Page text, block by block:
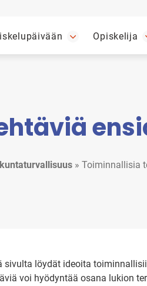
Opiskelija
» Toiminnallisia
sivulta löydät ideoita
voi hyödyntää osana lukion